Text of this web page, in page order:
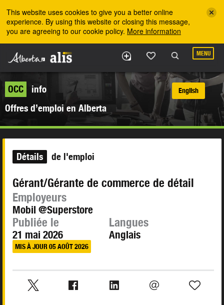
This website uses cookies to give you a better online
experience. By using this website or closing this message,
you are agreeing to our cookie policy. More information
MENU
OCC
info
Offres d’emploi en Alberta
English
Détails de l'emploi
Gérant/Gérante de commerce de détail
Employeurs
Mobil @Superstore
Publiée le
21 mai 2026
MIS À JOUR 05 AOÛT 2026
Langues
Anglais